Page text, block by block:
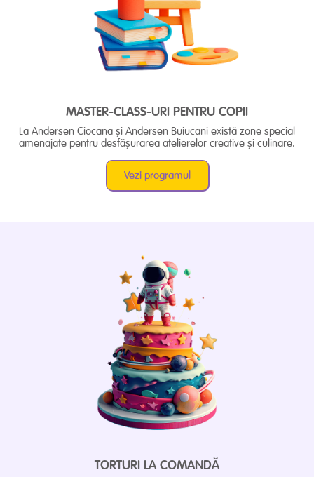
MASTER-CLASS-URI PENTRU COPII
La Andersen Ciocana și Andersen Buiucani există zone special
amenajate pentru desfășurarea atelierelor creative și culinare.
Vezi programul
TORTURI LA COMANDĂ